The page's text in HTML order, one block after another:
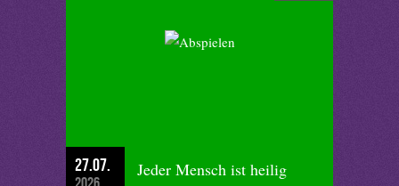
27.07. Jeder Mensch ist heilig